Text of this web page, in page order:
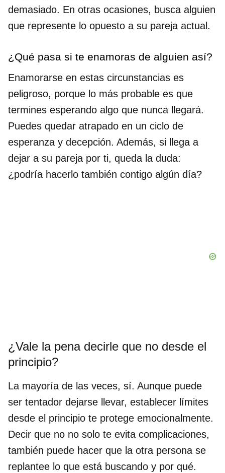
demasiado. En otras ocasiones, busca alguien
que represente lo opuesto a su pareja actual.
¿Qué pasa si te enamoras de alguien así?
Enamorarse en estas circunstancias es
peligroso, porque lo más probable es que
termines esperando algo que nunca llegará.
Puedes quedar atrapado en un ciclo de
esperanza y decepción. Además, si llega a
dejar a su pareja por ti, queda la duda:
¿podría hacerlo también contigo algún día?
¿Vale la pena decirle que no desde el
principio?
La mayoría de las veces, sí. Aunque puede
ser tentador dejarse llevar, establecer límites
desde el principio te protege emocionalmente.
Decir que no no solo te evita complicaciones,
también puede hacer que la otra persona se
replantee lo que está buscando y por qué.